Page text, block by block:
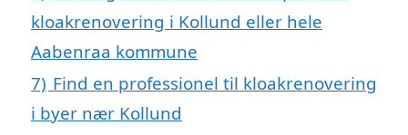
kloakrenovering i Kollund eller hele
Aabenraa kommune
7) Find en professionel til kloakrenovering
i byer nær Kollund